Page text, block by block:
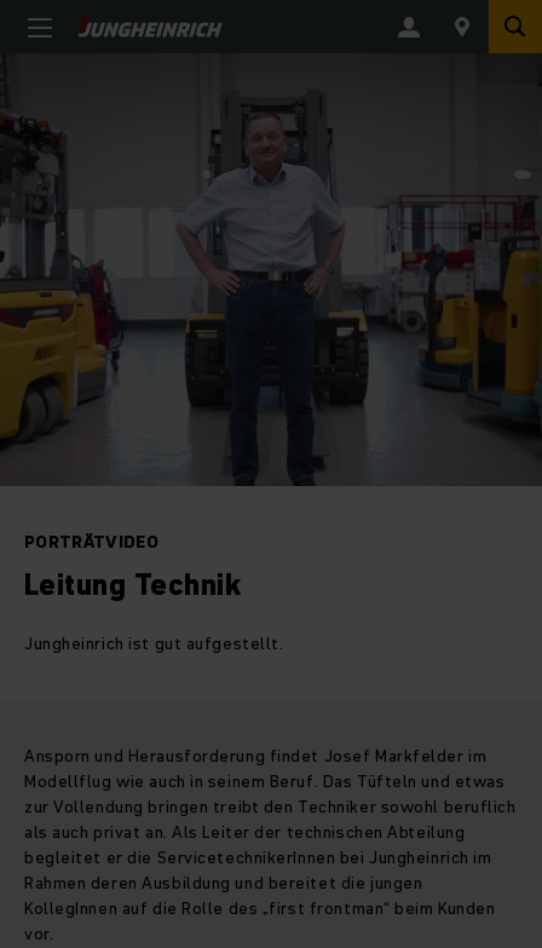
PORTRÄTVIDEO
Leitung Technik
Jungheinrich ist gut aufgestellt.
Ansporn und Herausforderung findet Josef Markfelder im
Modellflug wie auch in seinem Beruf. Das Tüfteln und etwas
zur Vollendung bringen treibt den Techniker sowohl beruflich
als auch privat an. Als Leiter der technischen Abteilung
begleitet er die ServicetechnikerInnen bei Jungheinrich im
Rahmen deren Ausbildung und bereitet die jungen
KollegInnen auf die Rolle des „first frontman“ beim Kunden
vor.